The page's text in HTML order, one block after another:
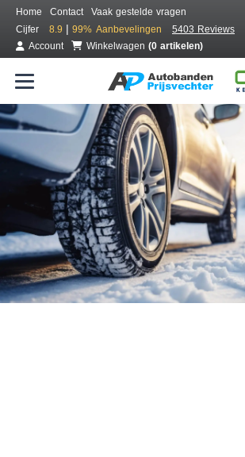
Home Contact
Vaak gestelde vragen
Cijfer
8.9 | 99% Aanbevelingen
5403 Reviews
Account
Winkelwagen (0 artikelen)
Bestel voordelig winterbanden
Gratis bezorgd of montage bij jou in de
Seizoen:
Merken: